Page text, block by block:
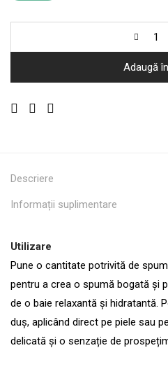
Adaugă
Descriere
Informații suplimentare
Utilizare
Pune o cantitate potrivită de
pentru a crea o spumă bogată și
de o baie relaxantă și hidratantă.
duș, aplicând direct pe piele sau
delicată și o senzație de